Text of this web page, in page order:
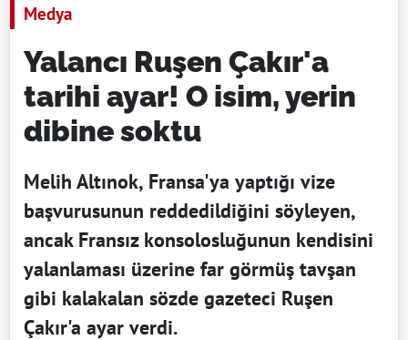
Medya
Yalancı Ruşen Çakır'a
tarihi ayar! O isim, yerin
dibine soktu
Melih Altınok, Fransa'ya yaptığı vize
başvurusunun reddedildiğini söyleyen,
ancak Fransız konsolosluğunun kendisini
yalanlaması üzerine far görmüş tavşan
gibi kalakalan sözde gazeteci Ruşen
Çakır'a ayar verdi.